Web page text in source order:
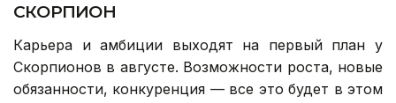
СКОРПИОН
Карьера и амбиции выходят на первый план у
Скорпионов в августе. Возможности роста, новые
обязанности, конкуренция — все это будет в этом